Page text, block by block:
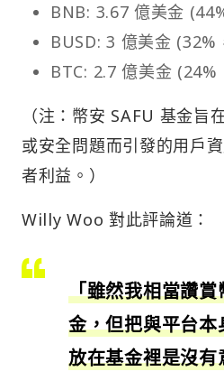
BNB: 3.67 億美金
BUSD: 3 億美金 (32%
BTC: 2.7 億美金 (24%
（注：幣安 SAFU 基金旨
或安全問題而引發的用戶
者利益。）
Willy Woo 對此評論道：
「雖然我相當讚
金，但把與平台
放在基金裡是沒有